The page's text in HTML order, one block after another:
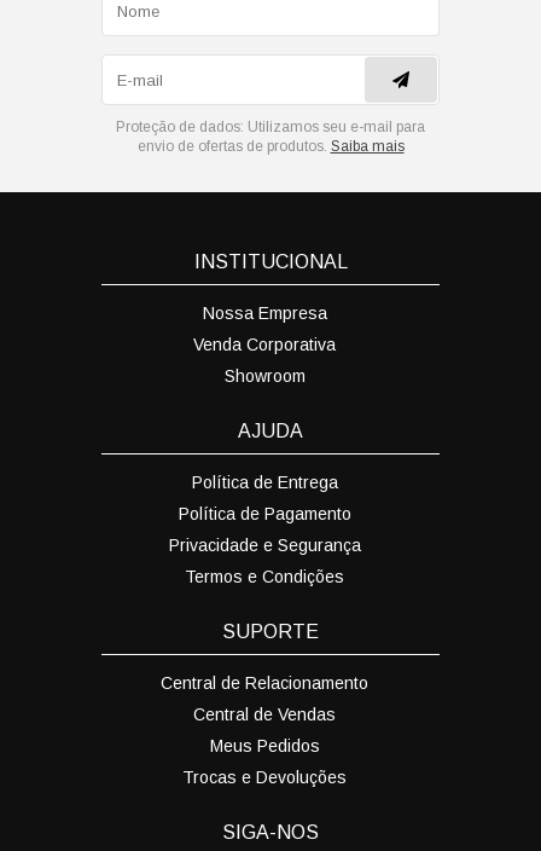
Proteção de dados: Utilizamos seu e-mail para
envio de ofertas de produtos. Saiba mais
INSTITUCIONAL
Nossa Empresa
Venda Corporativa
Showroom
AJUDA
Política de Entrega
Política de Pagamento
Privacidade e Segurança
Termos e Condições
SUPORTE
Central de Relacionamento
Central de Vendas
Meus Pedidos
Trocas e Devoluções
SIGA-NOS